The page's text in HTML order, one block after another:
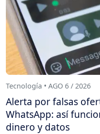
Tecnología • AGO 6 / 2026
Alerta por falsas
WhatsApp: así
dinero y datos